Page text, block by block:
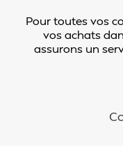
Pour toutes vos
vos achats
assurons un